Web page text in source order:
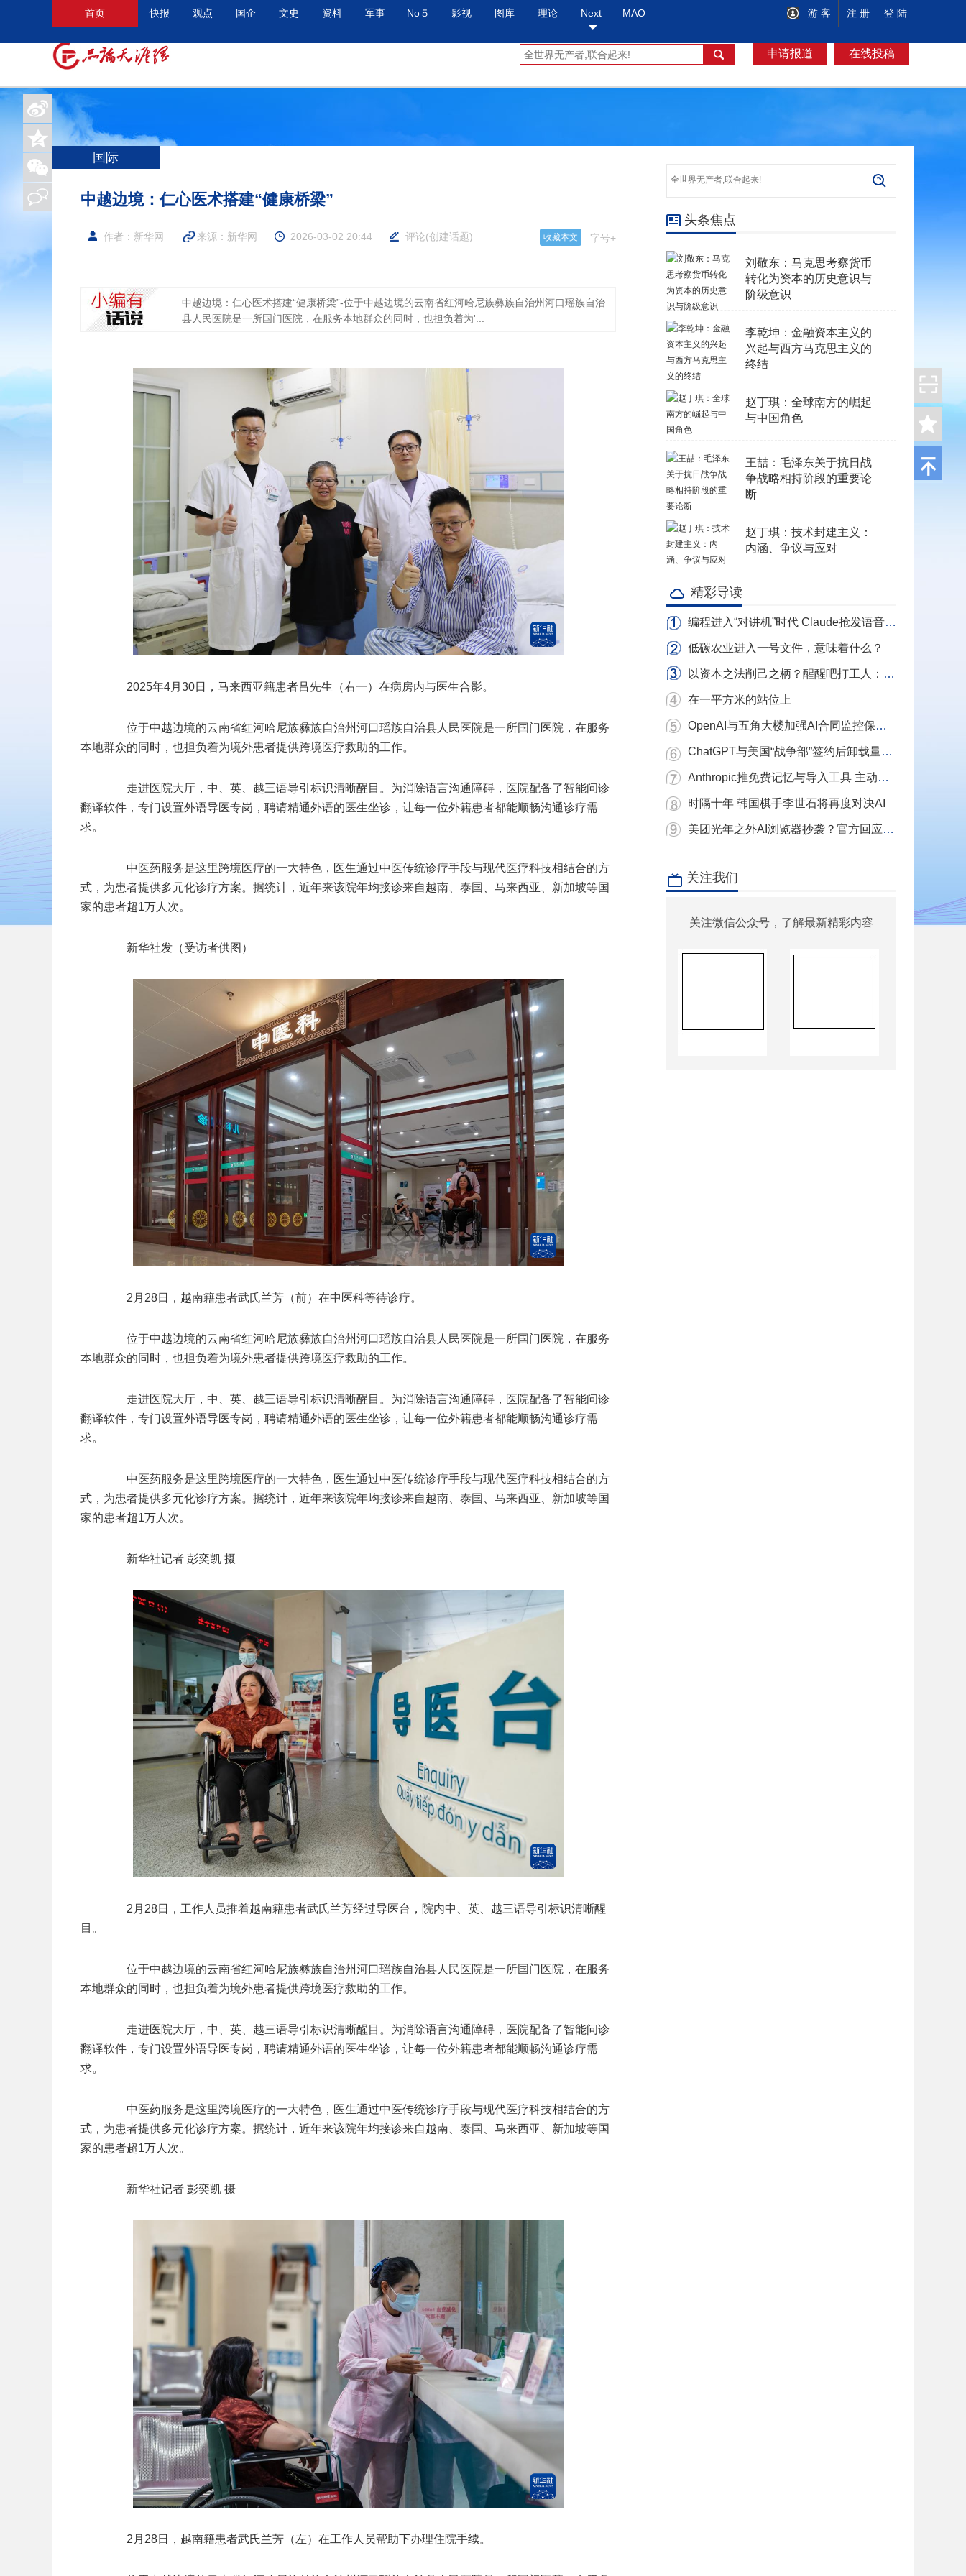
首页 快报 观点 国企 文史 资料 军事 No５ 影视 图库 理论 Next MAO 游 客 注 册 登 陆
申请报道 在线投稿
国际
中越边境：仁心医术搭建“健康桥梁”
字号+
作者：新华网 来源： 新华网 2026-03-02 20:44 评论(创建话题) 收藏本文
中越边境：仁心医术搭建“健康桥梁”-位于中越边境的云南省红河哈尼族彝族自治州河口瑶族自治
县人民医院是一所国门医院，在服务本地群众的同时，也担负着为'...
2025年4月30日，马来西亚籍患者吕先生（右一）在病房内与医生合影。
位于中越边境的云南省红河哈尼族彝族自治州河口瑶族自治县人民医院是一所国门医院，在服务
本地群众的同时，也担负着为境外患者提供跨境医疗救助的工作。
走进医院大厅，中、英、越三语导引标识清晰醒目。为消除语言沟通障碍，医院配备了智能问诊
翻译软件，专门设置外语导医专岗，聘请精通外语的医生坐诊，让每一位外籍患者都能顺畅沟通诊疗需
求。
中医药服务是这里跨境医疗的一大特色，医生通过中医传统诊疗手段与现代医疗科技相结合的方
式，为患者提供多元化诊疗方案。据统计，近年来该院年均接诊来自越南、泰国、马来西亚、新加坡等国
家的患者超1万人次。
新华社发（受访者供图）
2月28日，越南籍患者武氏兰芳（前）在中医科等待诊疗。
位于中越边境的云南省红河哈尼族彝族自治州河口瑶族自治县人民医院是一所国门医院，在服务
本地群众的同时，也担负着为境外患者提供跨境医疗救助的工作。
走进医院大厅，中、英、越三语导引标识清晰醒目。为消除语言沟通障碍，医院配备了智能问诊
翻译软件，专门设置外语导医专岗，聘请精通外语的医生坐诊，让每一位外籍患者都能顺畅沟通诊疗需
求。
中医药服务是这里跨境医疗的一大特色，医生通过中医传统诊疗手段与现代医疗科技相结合的方
式，为患者提供多元化诊疗方案。据统计，近年来该院年均接诊来自越南、泰国、马来西亚、新加坡等国
家的患者超1万人次。
新华社记者 彭奕凯 摄
2月28日，工作人员推着越南籍患者武氏兰芳经过导医台，院内中、英、越三语导引标识清晰醒
目。
位于中越边境的云南省红河哈尼族彝族自治州河口瑶族自治县人民医院是一所国门医院，在服务
本地群众的同时，也担负着为境外患者提供跨境医疗救助的工作。
走进医院大厅，中、英、越三语导引标识清晰醒目。为消除语言沟通障碍，医院配备了智能问诊
翻译软件，专门设置外语导医专岗，聘请精通外语的医生坐诊，让每一位外籍患者都能顺畅沟通诊疗需
求。
中医药服务是这里跨境医疗的一大特色，医生通过中医传统诊疗手段与现代医疗科技相结合的方
式，为患者提供多元化诊疗方案。据统计，近年来该院年均接诊来自越南、泰国、马来西亚、新加坡等国
家的患者超1万人次。
新华社记者 彭奕凯 摄
2月28日，越南籍患者武氏兰芳（左）在工作人员帮助下办理住院手续。
头条焦点
刘敬东：马克思考察货币
转化为资本的历史意识与
阶级意识
李乾坤：金融资本主义的
兴起与西方马克思主义的
终结
赵丁琪：全球南方的崛起
与中国角色
王喆：毛泽东关于抗日战
争战略相持阶段的重要论
断
赵丁琪：技术封建主义：
内涵、争议与应对
精彩导读
编程进入“对讲机”时代 Claude抢发语音写代码 转录Token全免费
低碳农业进入一号文件，意味着什么？
以资本之法削己之柄？醒醒吧打工人：别用镣铐当武器，我们要的是砸碎镣铐的铁锤！
在一平方米的站位上
OpenAI与五角大楼加强AI合同监控保护条款
ChatGPT与美国“战争部”签约后卸载量单日激增近三倍 Claude下载量飙升
Anthropic推免费记忆与导入工具 主动挖角ChatGPT用户
时隔十年 韩国棋手李世石将再度对决AI
美团光年之外AI浏览器抄袭？官方回应：充分尊重和理解原作者 已移除相关项目
关注我们
关注微信公众号，了解最新精彩内容